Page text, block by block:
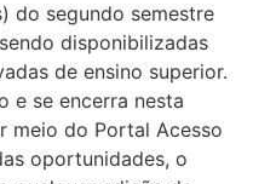
do segundo semestre
disponibilizadas
de ensino superior.
e se encerra nesta
meio do Portal Acesso
oportunidades, o